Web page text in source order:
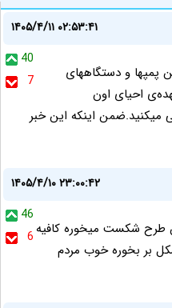
۱۴۰۵/۴/۱۱ ۰۲:۵۳:۴۱
40
7
پمپها و دستگاههای
احیای اون
میکنید.ضمن اینکه این خبر
۱۴۰۵/۴/۱۰ ۲۳:۰۰:۴۲
46
6طرح شکست میخوره کافیه
بر بخوره خوب مردم